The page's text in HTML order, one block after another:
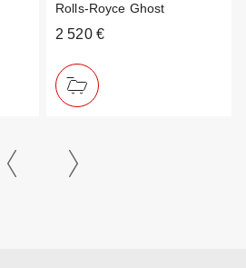
Rolls-Royce Ghost
2 520 €